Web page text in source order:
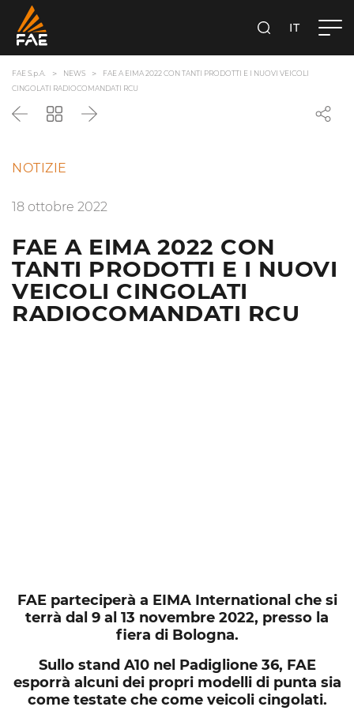
CERCAIT
FAE S.p.A. NEWS
FAE A EIMA 2022 CON TANTI PRODOTTI E I NUOVI VEICOLI
CINGOLATI RADIOCOMANDATI RCU
Precedente
Torna Successivo
NOTIZIE
18 ottobre 2022
FAE A EIMA 2022 CON
TANTI PRODOTTI E I NUOVI
VEICOLI CINGOLATI
RADIOCOMANDATI RCU
FAE parteciperà a EIMA International che si
terrà dal 9 al 13 novembre 2022, presso la
fiera di Bologna.
Sullo stand A10 nel Padiglione 36, FAE
esporrà alcuni dei propri modelli di punta sia
come testate che come veicoli cingolati.